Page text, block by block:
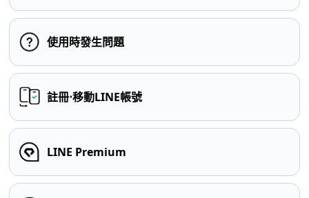
使用時發生問題
註冊⋅移動LINE帳號
LINE Premium